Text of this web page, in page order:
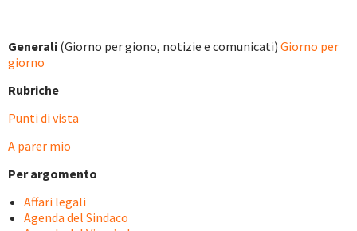
Generali (Giorno per giono, notizie e comunicati) Giorno per
giorno
Rubriche
Punti di vista
A parer mio
Per argomento
Affari legali
Agenda del Sindaco